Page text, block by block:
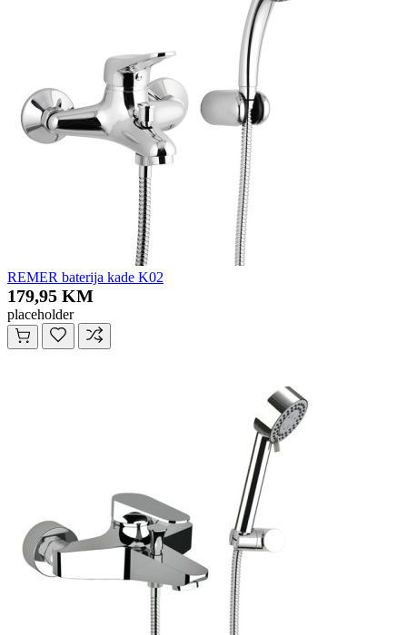
REMER baterija kade K02
179,95 KM
placeholder